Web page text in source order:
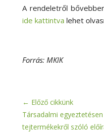
A rendeletről
ide kattintva lehet
Forrás: MKIK
← Előző cikkünk
Társadalmi
tejtermékekről szóló